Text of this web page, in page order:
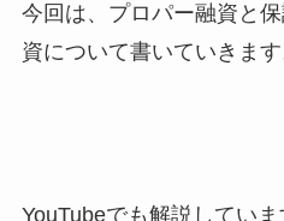
今回は、プロパー融資と
資について書いていきます
YouTubeでも解説してい